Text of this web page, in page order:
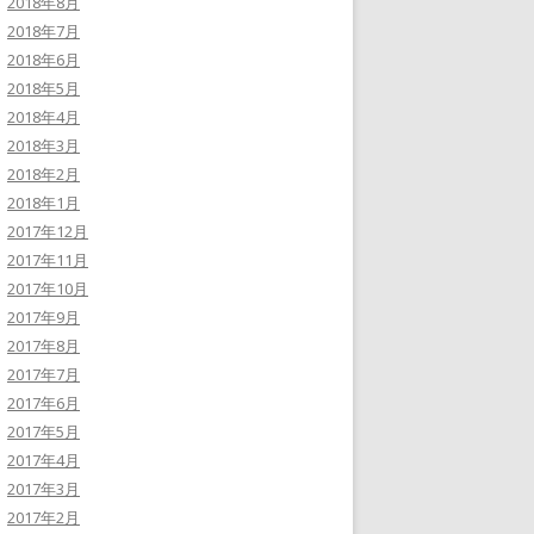
2018年7月
2018年6月
2018年5月
2018年4月
2018年3月
2018年2月
2018年1月
2017年12月
2017年11月
2017年10月
2017年9月
2017年8月
2017年7月
2017年6月
2017年5月
2017年4月
2017年3月
2017年2月